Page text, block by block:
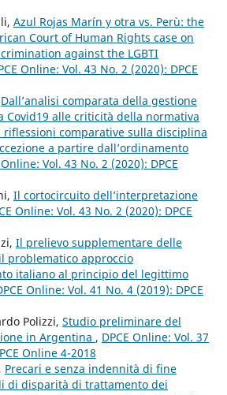
Azul Rojas Marín y otra vs. Perù: the
Court of Human Rights case on
against the LGBTI
Online: Vol. 43 No. 2 (2020): DPCE
Dall’analisi comparata della gestione
Covid19 alle criticità della normativa
comparative sulla disciplina
a partire dall’ordinamento
Online: Vol. 43 No. 2 (2020): DPCE
Il cortocircuito dell’interpretazione
Online: Vol. 43 No. 2 (2020): DPCE
Il prelievo supplementare delle
problematico approccio
italiano al principio del legittimo
Online: Vol. 41 No. 4 (2019): DPCE
Polizzi, Studio preliminare del
in Argentina , DPCE Online: Vol. 37
Online 4-2018
Precari e senza indennità di fine
di disparità di trattamento dei